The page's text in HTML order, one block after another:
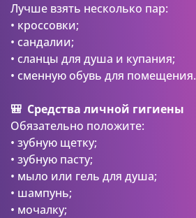
Лучше взять несколько пар:
• кроссовки;
• сандалии;
• сланцы для душа и купания;
• сменную обувь для помещения.
🎒 Средства личной гигиены
Обязательно положите:
• зубную щетку;
• зубную пасту;
• мыло или гель для душа;
• шампунь;
• мочалку;